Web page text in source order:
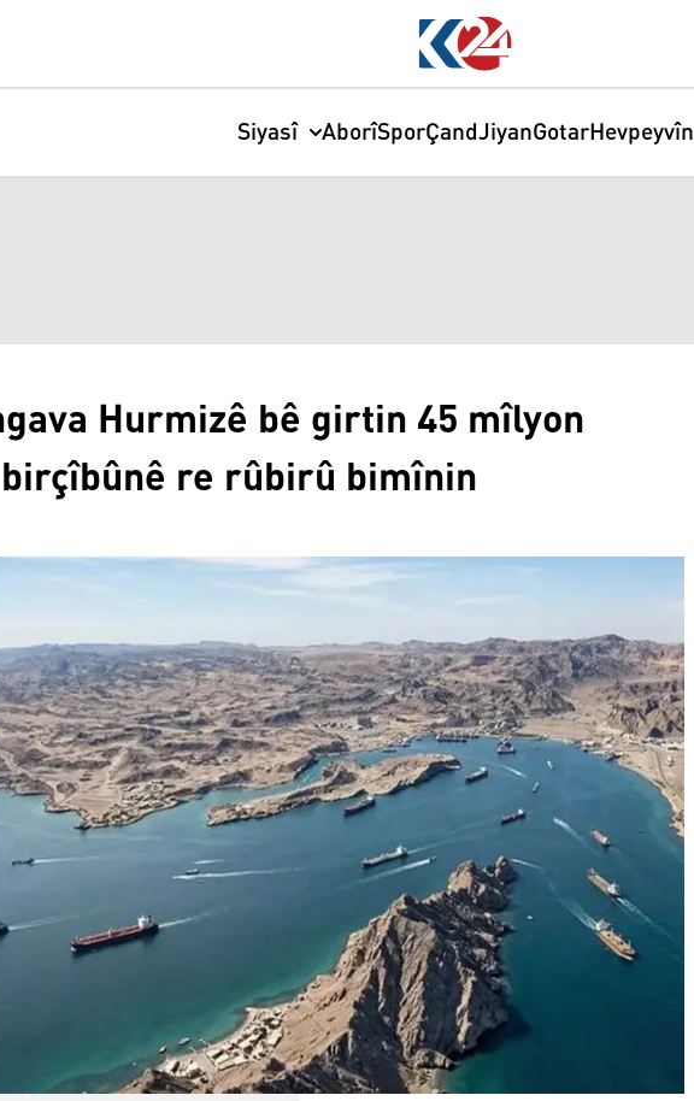
Siyasî AborîSporÇandJiyanGotarHevpeyvîn
Hurmizê bê girtin 45 mîlyon
re rûbirû bimînin